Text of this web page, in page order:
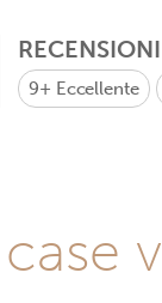
RECENSIONI
9+ Eccellente